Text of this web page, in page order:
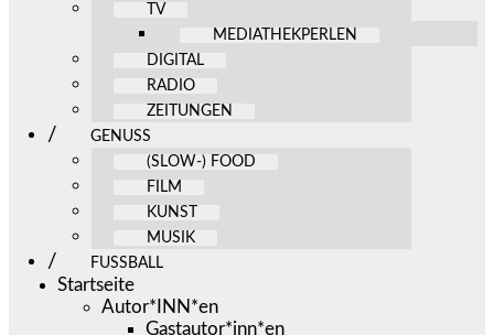
TV
MEDIATHEKPERLEN
DIGITAL
RADIO
ZEITUNGEN
GENUSS
(SLOW-) FOOD
FILM
KUNST
MUSIK
FUSSBALL
Startseite
Autor*INN*en
Gastautor*inn*en